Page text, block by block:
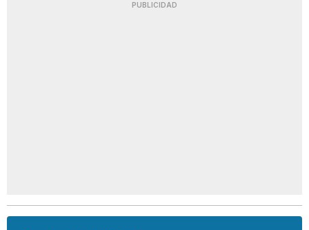
PUBLICIDAD